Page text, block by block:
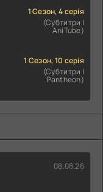
1 Сезон, 4 серія
(Субтитри |
AniTube)
1 Сезон, 10 серія
(Субтитри |
Pantheon)
08.08.26